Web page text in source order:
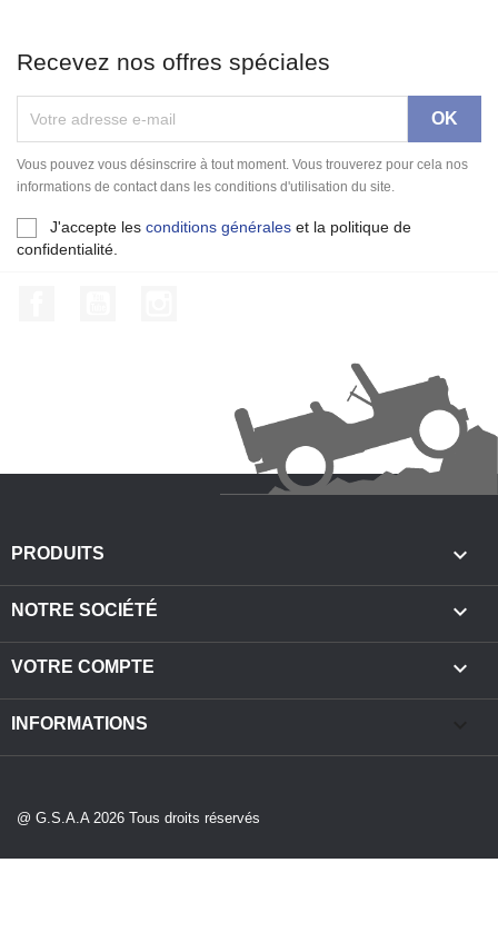
Recevez nos offres spéciales
Vous pouvez vous désinscrire à tout moment. Vous trouverez pour cela nos
informations de contact dans les conditions d'utilisation du site.
J'accepte les conditions générales et la politique de
confidentialité.
PRODUITS 
NOTRE SOCIÉTÉ 
VOTRE COMPTE 
INFORMATIONS
@ G.S.A.A 2026 Tous droits réservés